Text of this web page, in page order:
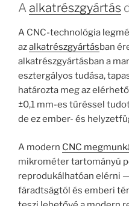
A alkatrészgyártás
A CNC-technológia
azalkatrészgyártásban
alkatrészgyártásban a
esztergályos tudása,
határozta meg az
±0,1 mm-es tűréssel
de ez ember- és
A modern CNC
mikrométer tartományú
reprodukálhatóan elérni
fáradtságtól és emberi